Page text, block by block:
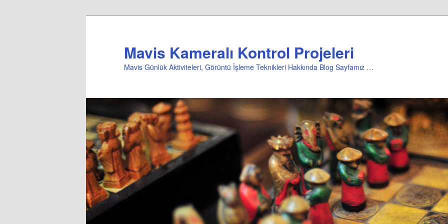
Mavis Kameralı Kontrol Projeleri
Mavis Günlük Aktiviteleri, Görüntü İşleme Teknikleri Hakkında Blog Sayfamız …